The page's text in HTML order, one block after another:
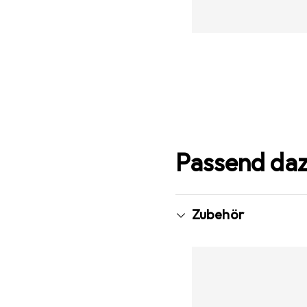
Passend
Zubehör